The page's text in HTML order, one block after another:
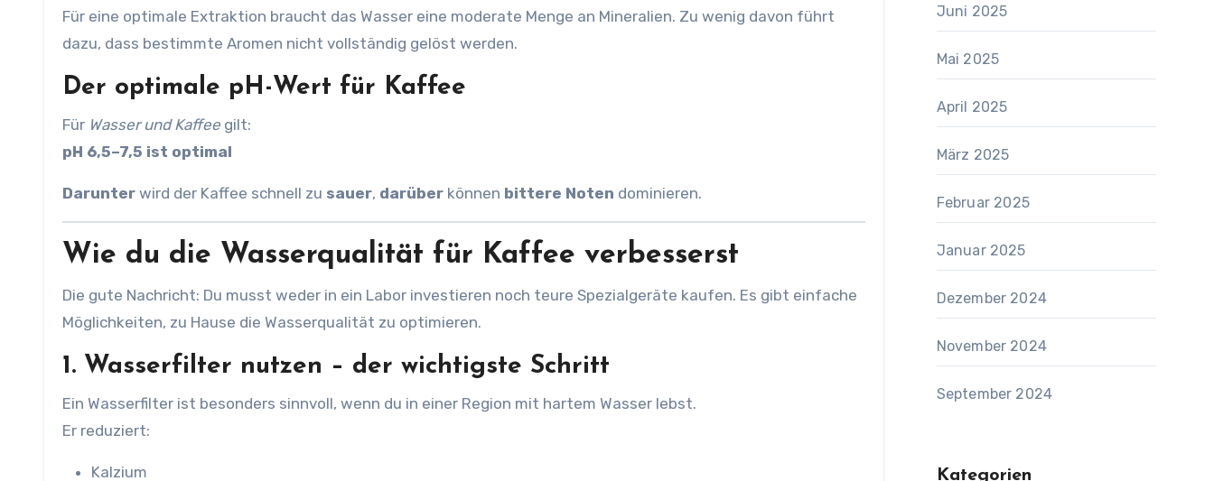
Für eine optimale Extraktion braucht das Wasser eine moderate Menge an Mineralien. Zu wenig davon führt
dazu, dass bestimmte Aromen nicht vollständig gelöst werden.
Der optimale pH-Wert für Kaffee
Für Wasser und Kaffee gilt:
pH 6,5–7,5 ist optimal
Darunter wird der Kaffee schnell zu sauer, darüber können bittere Noten dominieren.
Wie du die Wasserqualität für Kaffee verbesserst
Die gute Nachricht: Du musst weder in ein Labor investieren noch teure Spezialgeräte kaufen. Es gibt einfache
Möglichkeiten, zu Hause die Wasserqualität zu optimieren.
1. Wasserfilter nutzen – der wichtigste Schritt
Ein Wasserfilter ist besonders sinnvoll, wenn du in einer Region mit hartem Wasser lebst.
Er reduziert:
Kalzium
Juni 2025
Mai 2025
April 2025
März 2025
Februar 2025
Januar 2025
Dezember 2024
November 2024
September 2024
Kategorien